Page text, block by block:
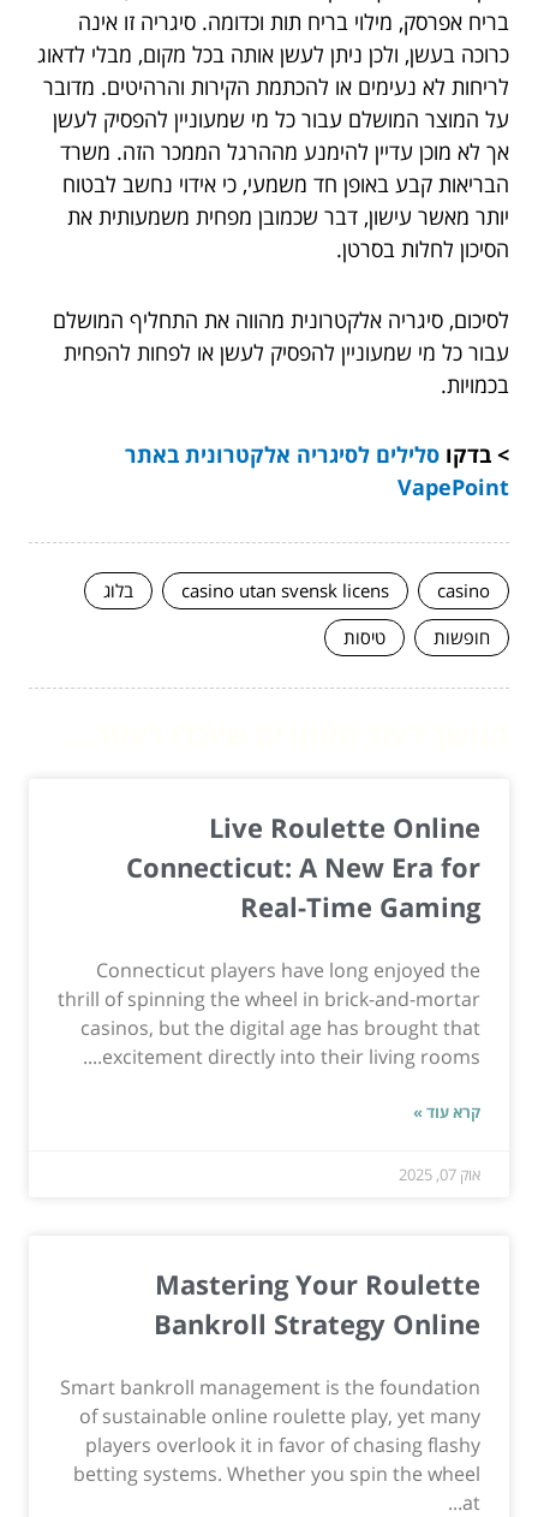
בריח אפרסק, מילוי בריח תות וכדומה. סיגריה זו אינה
כרוכה בעשן, ולכן ניתן לעשן אותה בכל מקום, מבלי לדאוג
לריחות לא נעימים או להכתמת הקירות והרהיטים. מדובר
על המוצר המושלם עבור כל מי שמעוניין להפסיק לעשן
אך לא מוכן עדיין להימנע מההרגל הממכר הזה. משרד
הבריאות קבע באופן חד משמעי, כי אידוי נחשב לבטוח
יותר מאשר עישון, דבר שכמובן מפחית משמעותית את
הסיכון לחלות בסרטן.
לסיכום, סיגריה אלקטרונית מהווה את התחליף המושלם
עבור כל מי שמעוניין להפסיק לעשן או לפחות להפחית
בכמויות.
> בדקו סלילים לסיגריה אלקטרונית באתר
VapePoint
casino
casino utan svensk licens
בלוג
חופשות
טיסות
Live Roulette Online
Connecticut: A New Era for
Real-Time Gaming
Connecticut players have long enjoyed the
thrill of spinning the wheel in brick-and-mortar
casinos, but the digital age has brought that
excitement directly into their living rooms....
קרא עוד »
אוק 07, 2025
Mastering Your Roulette
Bankroll Strategy Online
Smart bankroll management is the foundation
of sustainable online roulette play, yet many
players overlook it in favor of chasing flashy
betting systems. Whether you spin the wheel
at...